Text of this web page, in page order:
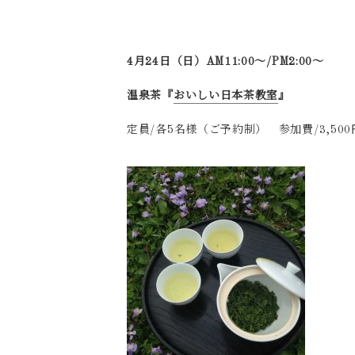
4月24日（日）AM11:00～/PM2:00～
温泉茶『 おいしい日本茶教室』
定員/各5名様（ご予約制） 参加費/3,500